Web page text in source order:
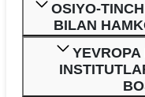
OSIYO-
BILAN